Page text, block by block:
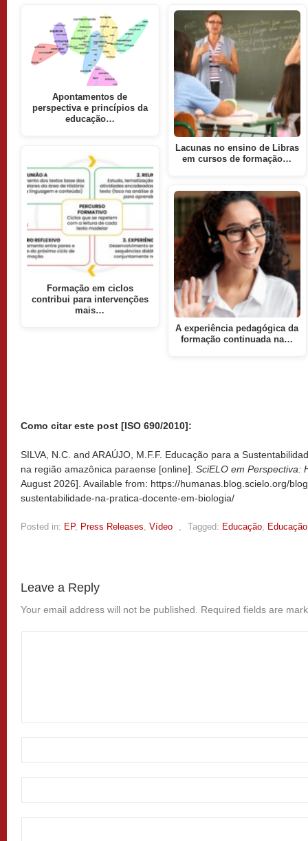
Apontamentos de
perspectiva e princípios da
educação…
Formação em ciclos
contribui para intervenções
mais…
Lacunas no ensino de Libras
em cursos de formação…
A experiência pedagógica da
formação continuada na…
Como citar este post [ISO 690/2010]:
SILVA, N.C. and ARAÚJO, M.F.F. Educação para a
na região amazônica paraense [online]. SciELO em Perspectiva:
August 2026]. Available from: https://humanas.blog.scielo.org/
sustentabilidade-na-pratica-docente-em-biologia/
Posted in: EP, Press Releases, Vídeo , Tagged: Educação,
Leave a Reply
Your email address will not be published. Required fields are